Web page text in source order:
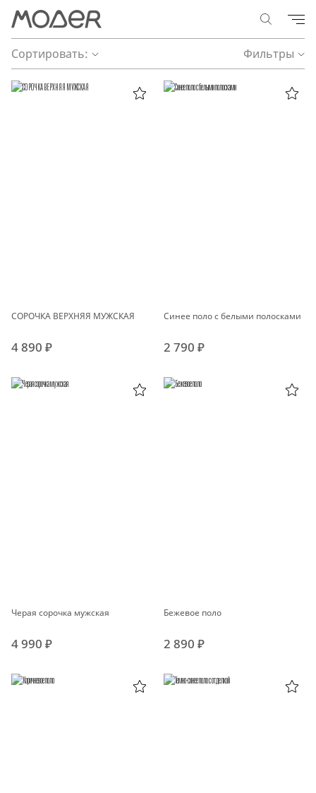
Сортировать: Фильтры
СОРОЧКА ВЕРХНЯЯ МУЖСКАЯ
4 890 ₽
Синее поло с белыми полосками
2 790 ₽
Черая сорочка мужская
4 990 ₽
Бежевое поло
2 890 ₽